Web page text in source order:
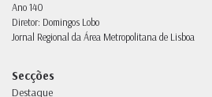
Ano 140
Diretor: Domingos Lobo
Jornal Regional da Área Metropolitana de Lisboa
Secções
Destaque